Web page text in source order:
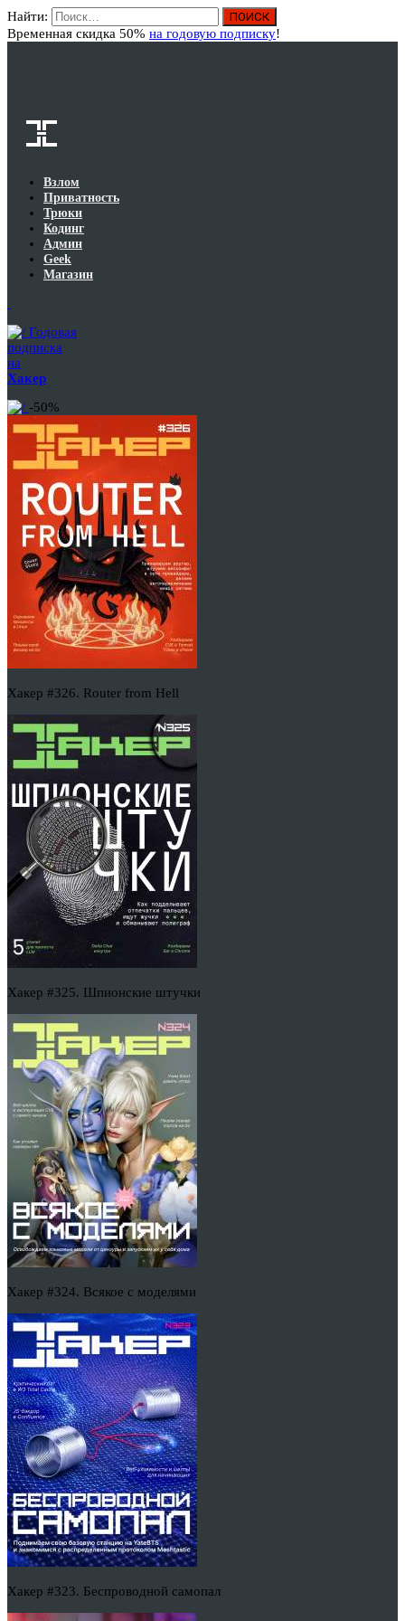
Найти:
Временная скидка 50% на годовую подписку!
Взлом
Приватность
Трюки
Кодинг
Админ
Geek
Магазин
Годовая
подписка
на
Хакер
-50%
Хакер #326. Router from Hell
Хакер #325. Шпионские штучки
Хакер #324. Всякое с моделями
Хакер #323. Беспроводной самопал